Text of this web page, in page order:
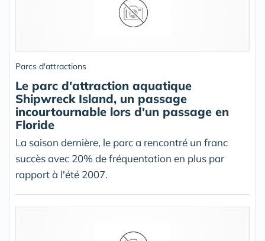
Parcs d'attractions
Le parc d'attraction aquatique
Shipwreck Island, un passage
incourtournable lors d'un passage en
Floride
La saison dernière, le parc a rencontré un franc
succès avec 20% de fréquentation en plus par
rapport à l'été 2007.